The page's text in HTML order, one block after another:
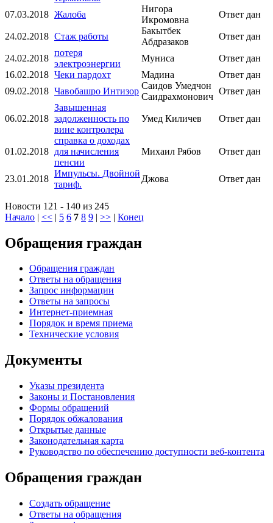
07.03.2018 Жалоба
Нигора
Икромовна
Ответ дан
24.02.2018 Стаж работы
Бакытбек
Абдразаков
Ответ дан
24.02.2018
потеря
электроэнергии
Муниса
Ответ дан
16.02.2018 Чеки пардохт Мадина
Ответ дан
09.02.2018 Чавобашро Интизор
Саидов Умедчон
Саидрахмонович
Ответ дан
06.02.2018
Завышенная
задолженность по
вине контролера
Умед Киличев Ответ дан
01.02.2018
справка о доходах
для начисления
пенсии
Михаил Рябов Ответ дан
23.01.2018
Импульсы. Двойной
тариф.
Джова Ответ дан
Новости 121 - 140 из 245
Начало | << | 5 6 7 8 9 | >> | Конец
Обращения граждан
Обращения граждан
Ответы на обращения
Запрос информации
Ответы на запросы
Интернет-приемная
Порядок и время приема
Технические условия
Документы
Указы президента
Законы и Постановления
Формы обращений
Порядок обжалования
Открытые данные
Законодательная карта
Руководство по обеспечению доступности веб-контента
Обращения граждан
Создать обращение
Ответы на обращения